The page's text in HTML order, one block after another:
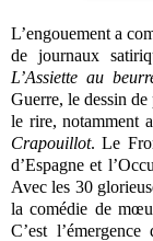
L’engouement a
de journaux
L’Assiette au
Guerre, le dessin de
le rire, notamment
Crapouillot. Le
d’Espagne et
Avec les 30
la comédie de
C’est